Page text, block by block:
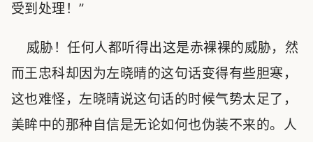
受到处理！”
威胁！任何人都听得出这是赤裸裸的威胁，然
而王忠科却因为左晓晴的这句话变得有些胆寒，
这也难怪，左晓晴说这句话的时候气势太足了，
美眸中的那种自信是无论如何也伪装不来的。人